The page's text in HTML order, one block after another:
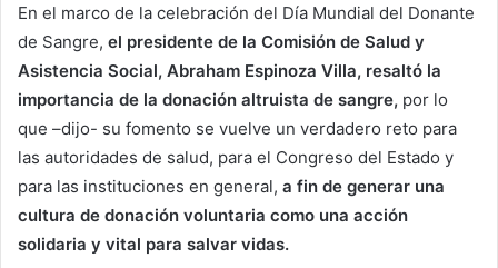
En el marco de la celebración del Día Mundial del Donante
de Sangre, el presidente de la Comisión de Salud y
Asistencia Social, Abraham Espinoza Villa, resaltó la
importancia de la donación altruista de sangre, por lo
que –dijo- su fomento se vuelve un verdadero reto para
las autoridades de salud, para el Congreso del Estado y
para las instituciones en general, a fin de generar una
cultura de donación voluntaria como una acción
solidaria y vital para salvar vidas.